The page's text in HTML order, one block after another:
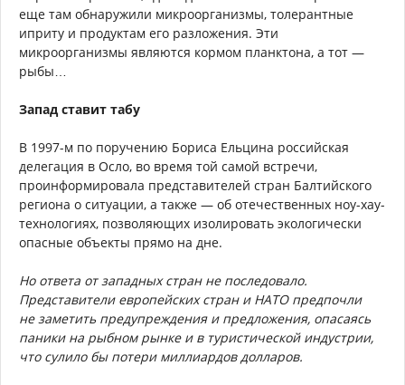
еще там обнаружили микроорганизмы, толерантные
иприту и продуктам его разложения. Эти
микроорганизмы являются кормом планктона, а тот —
рыбы…
Запад ставит табу
В 1997-м по поручению Бориса Ельцина российская
делегация в Осло, во время той самой встречи,
проинформировала представителей стран Балтийского
региона о ситуации, а также — об отечественных ноу-хау-
технологиях, позволяющих изолировать экологически
опасные объекты прямо на дне.
Но ответа от западных стран не последовало.
Представители европейских стран и НАТО предпочли
не заметить предупреждения и предложения, опасаясь
паники на рыбном рынке и в туристической индустрии,
что сулило бы потери миллиардов долларов.